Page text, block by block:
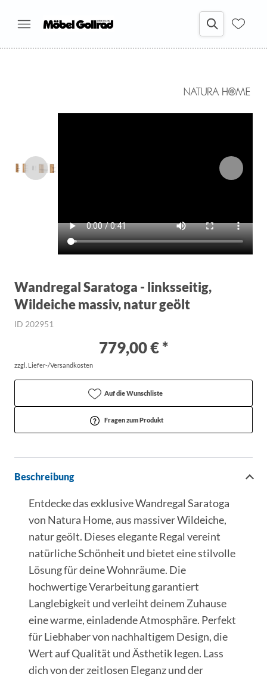
Wandregal Saratoga - linksseitig,
Wildeiche massiv, natur geölt
ID 202951
779,00 € *
zzgl. Liefer-/Versandkosten
Auf die Wunschliste
Fragen zum Produkt
Beschreibung
Entdecke das exklusive Wandregal Saratoga
von Natura Home, aus massiver Wildeiche,
natur geölt. Dieses elegante Regal vereint
natürliche Schönheit und bietet eine stilvolle
Lösung für deine Wohnräume. Die
hochwertige Verarbeitung garantiert
Langlebigkeit und verleiht deinem Zuhause
eine warme, einladende Atmosphäre. Perfekt
für Liebhaber von nachhaltigem Design, die
Wert auf Qualität und Ästhetik legen. Lass
dich von der zeitlosen Eleganz und der